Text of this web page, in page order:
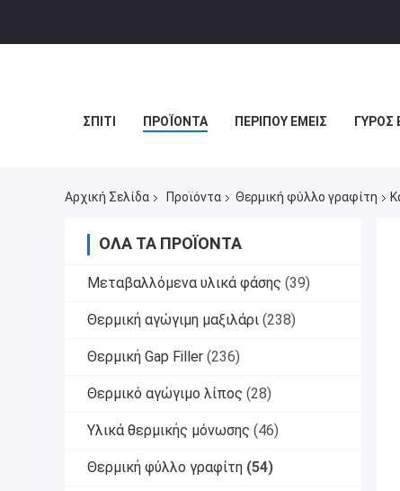
ΣΠΊΤΙ ΠΡΟΪΌΝΤΑ ΠΕΡΊΠΟΥ ΕΜΕΊΣ ΓΎΡΟΣ
Αρχική Σελίδα Προϊόντα Θερμική φύλλο γραφίτη
ΌΛΑ ΤΑ ΠΡΟΪΌΝΤΑ
Μεταβαλλόμενα υλικά φάσης (39)
Θερμική αγώγιμη μαξιλάρι (238)
Θερμική Gap Filler (236)
Θερμικό αγώγιμο λίπος (28)
Υλικά θερμικής μόνωσης (46)
Θερμική φύλλο γραφίτη (54)